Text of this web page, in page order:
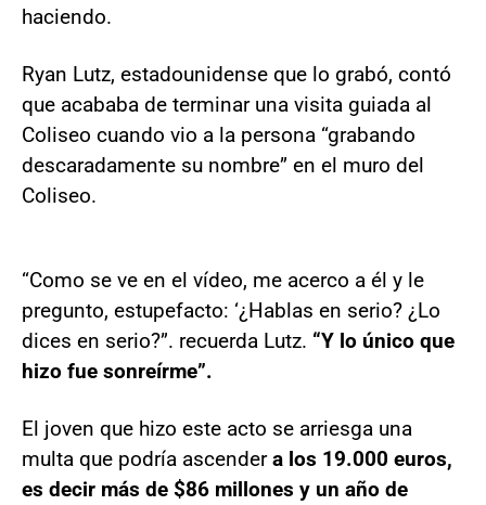
haciendo.
Ryan Lutz, estadounidense que lo grabó, contó
que acababa de terminar una visita guiada al
Coliseo cuando vio a la persona “grabando
descaradamente su nombre” en el muro del
Coliseo.
“Como se ve en el vídeo, me acerco a él y le
pregunto, estupefacto: ‘¿Hablas en serio? ¿Lo
dices en serio?”. recuerda Lutz. “Y lo único que
hizo fue sonreírme”.
El joven que hizo este acto se arriesga una
multa que podría ascendera los 19.000 euros,
es decir más de $86 millones y un año de